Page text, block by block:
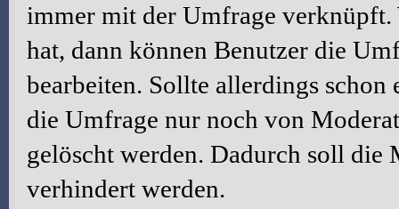
immer mit der Umfrage verknüpft.
hat, dann können Benutzer die
bearbeiten. Sollte allerdings schon
die Umfrage nur noch von
gelöscht werden. Dadurch soll
verhindert werden.